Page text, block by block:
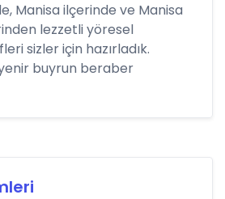
Manisa ilçerinde ve Manisa
lezzetli yöresel
sizler için hazırladık.
buyrun beraber